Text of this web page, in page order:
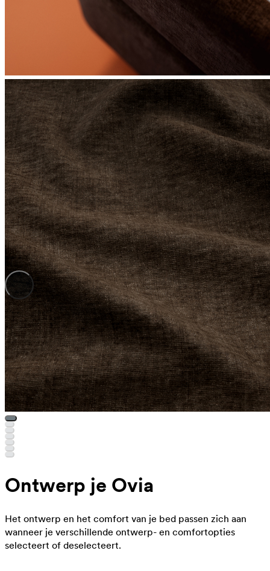
Ontwerp je Ovia
Het ontwerp en het comfort van je bed passen zich aan
wanneer je verschillende ontwerp- en comfortopties
selecteert of deselecteert.